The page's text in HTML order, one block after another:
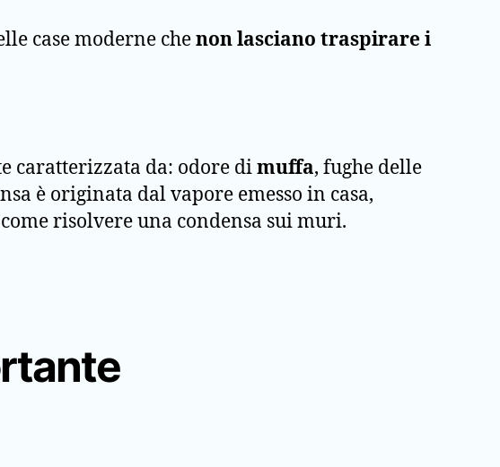
case moderne chenon lasciano traspirare i
caratterizzata da: odore dimuffa, fughe delle
è originata dal vapore emesso in casa,
risolvere una condensa sui muri.